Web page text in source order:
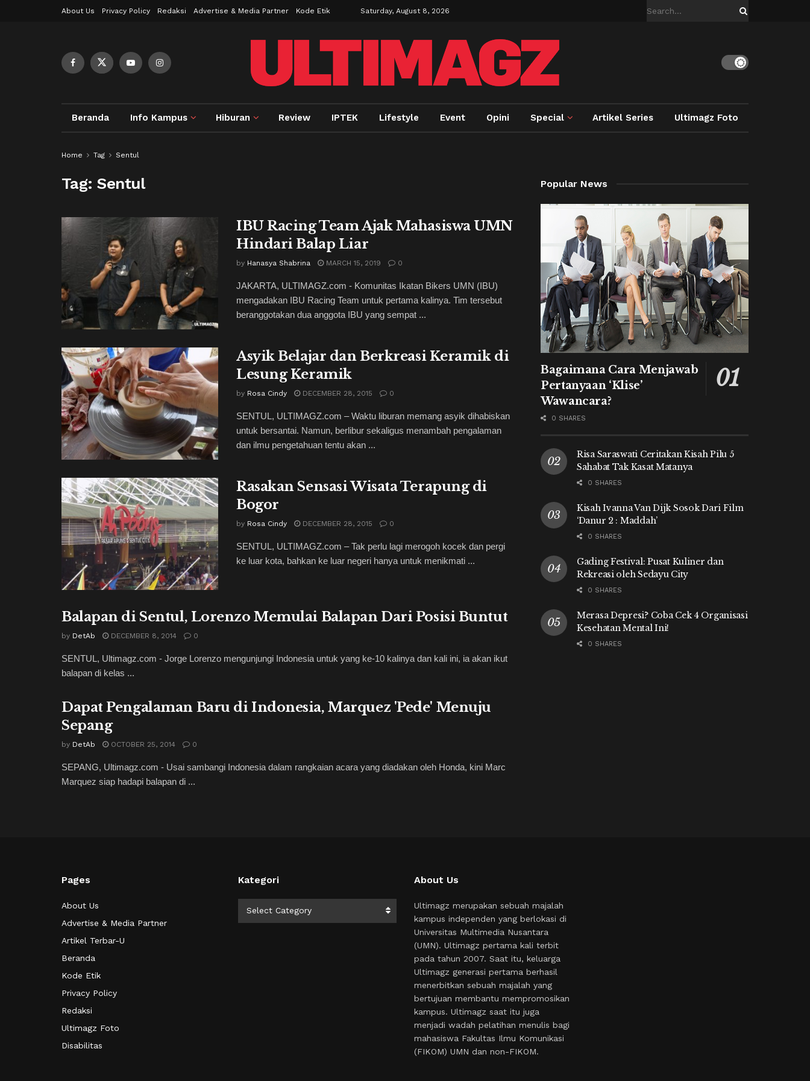
About Us Privacy Policy Redaksi Advertise & Media Partner Kode Etik Saturday, August 8, 2026
Beranda Info Kampus Hiburan Review IPTEK Lifestyle Event Opini Special Artikel Series Ultimagz Foto
Home Tag Sentul
Tag:Sentul
IBU Racing Team Ajak Mahasiswa UMN
Hindari Balap Liar
by Hanasya Shabrina MARCH 15, 2019 0
JAKARTA, ULTIMAGZ.com - Komunitas Ikatan Bikers UMN (IBU)
mengadakan IBU Racing Team untuk pertama kalinya. Tim tersebut
beranggotakan dua anggota IBU yang sempat ...
Asyik Belajar dan Berkreasi Keramik di
Lesung Keramik
by Rosa Cindy DECEMBER 28, 2015 0
SENTUL, ULTIMAGZ.com – Waktu liburan memang asyik dihabiskan
untuk bersantai. Namun, berlibur sekaligus menambah pengalaman
dan ilmu pengetahuan tentu akan ...
Rasakan Sensasi Wisata Terapung di
Bogor
by Rosa Cindy DECEMBER 28, 2015 0
SENTUL, ULTIMAGZ.com – Tak perlu lagi merogoh kocek dan pergi
ke luar kota, bahkan ke luar negeri hanya untuk menikmati ...
Balapan di Sentul, Lorenzo Memulai Balapan Dari Posisi Buntut
by DetAb DECEMBER 8, 2014 0
SENTUL, Ultimagz.com - Jorge Lorenzo mengunjungi Indonesia untuk yang ke-10 kalinya dan kali ini, ia akan ikut
balapan di kelas ...
Dapat Pengalaman Baru di Indonesia, Marquez 'Pede' Menuju
Sepang
by DetAb OCTOBER 25, 2014 0
SEPANG, Ultimagz.com - Usai sambangi Indonesia dalam rangkaian acara yang diadakan oleh Honda, kini Marc
Marquez siap hadapi balapan di ...
Popular News
Bagaimana Cara Menjawab
Pertanyaan ‘Klise’
Wawancara?
0 SHARES
Risa Saraswati Ceritakan Kisah Pilu 5
Sahabat Tak Kasat Matanya
0 SHARES
Kisah Ivanna Van Dijk Sosok Dari Film
‘Danur 2 : Maddah’
0 SHARES
Gading Festival: Pusat Kuliner dan
Rekreasi oleh Sedayu City
0 SHARES
Merasa Depresi? Coba Cek 4 Organisasi
Kesehatan Mental Ini!
0 SHARES
Pages
About Us
Advertise & Media Partner
Artikel Terbar-U
Beranda
Kode Etik
Privacy Policy
Redaksi
Ultimagz Foto
Disabilitas
Kategori
Select Category
About Us
Ultimagz merupakan sebuah majalah
kampus independen yang berlokasi di
Universitas Multimedia Nusantara
(UMN). Ultimagz pertama kali terbit
pada tahun 2007. Saat itu, keluarga
Ultimagz generasi pertama berhasil
menerbitkan sebuah majalah yang
bertujuan membantu mempromosikan
kampus. Ultimagz saat itu juga
menjadi wadah pelatihan menulis bagi
mahasiswa Fakultas Ilmu Komunikasi
(FIKOM) UMN dan non-FIKOM.